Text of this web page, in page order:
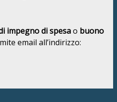
impegno di spesao buono
email all’indirizzo: